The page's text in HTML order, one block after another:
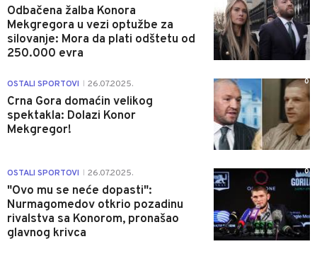
Odbačena žalba Konora
Mekgregora u vezi optužbe za
silovanje: Mora da plati odštetu od
250.000 evra
OSTALI SPORTOVI 26.07.2025.
Crna Gora domaćin velikog
spektakla: Dolazi Konor
Mekgregor!
0
OSTALI SPORTOVI 26.07.2025.
"Ovo mu se neće dopasti":
Nurmagomedov otkrio pozadinu
rivalstva sa Konorom, pronašao
glavnog krivca
0